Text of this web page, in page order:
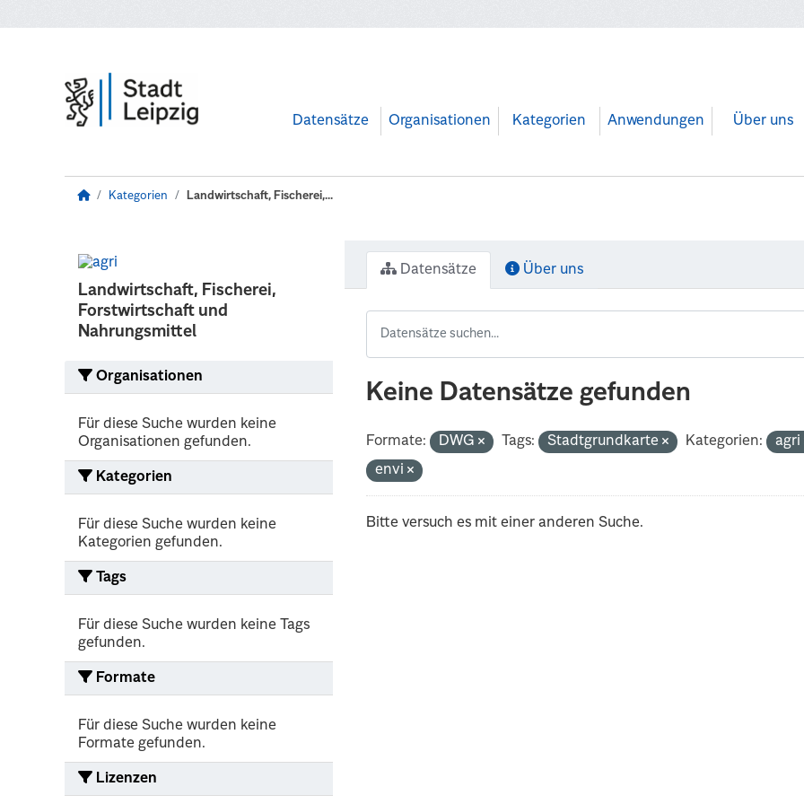
Datensätze Organisationen Kategorien Anwendungen Über uns
Kategorien Landwirtschaft, Fischerei,...
Landwirtschaft, Fischerei,
Forstwirtschaft und
Nahrungsmittel
Organisationen
Für diese Suche wurden keine
Organisationen gefunden.
Kategorien
Für diese Suche wurden keine
Kategorien gefunden.
Tags
Für diese Suche wurden keine Tags
gefunden.
Formate
Für diese Suche wurden keine
Formate gefunden.
Lizenzen
Datensätze Über uns
Keine Datensätze gefunden
Formate: DWG Tags: Stadtgrundkarte Kategorien:
agri
envi
Bitte versuch es mit einer anderen Suche.